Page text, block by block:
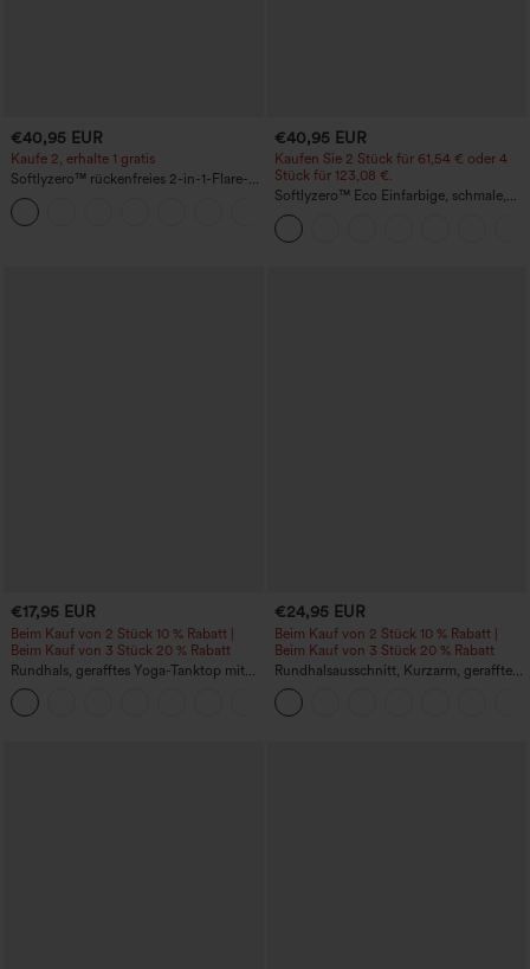
€40,95 EUR
Kaufe 2, erhalte 1 gratis
Softlyzero™ rückenfreies 2-in-1-Flare-
Trainingskleid – Wannabe – Easy Peezy
€40,95 EUR
Kaufen Sie 2 Stück für 61,54 € oder 4
Stück für 123,08 €.
Softlyzero™ Eco Einfarbige, schmale,
hoch taillierte Wanderhose mit
mehreren Taschen
€17,95 EUR
Beim Kauf von 2 Stück 10 % Rabatt |
Beim Kauf von 3 Stück 20 % Rabatt
Rundhals, gerafftes Yoga-Tanktop mit
Cool-Touch-Effekt – UPF50+
€24,95 EUR
Beim Kauf von 2 Stück 10 % Rabatt |
Beim Kauf von 3 Stück 20 % Rabatt
Rundhalsausschnitt, Kurzarm, gerafftes
Cool-Touch Yoga-Sporttop - UPF50+